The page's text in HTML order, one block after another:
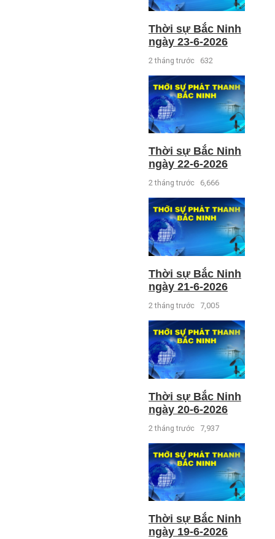
Thời sự Bắc Ninh
ngày 23-6-2026
2 tháng trước 632
Thời sự Bắc Ninh
ngày 22-6-2026
2 tháng trước 6,666
Thời sự Bắc Ninh
ngày 21-6-2026
2 tháng trước 7,005
Thời sự Bắc Ninh
ngày 20-6-2026
2 tháng trước 7,937
Thời sự Bắc Ninh
ngày 19-6-2026